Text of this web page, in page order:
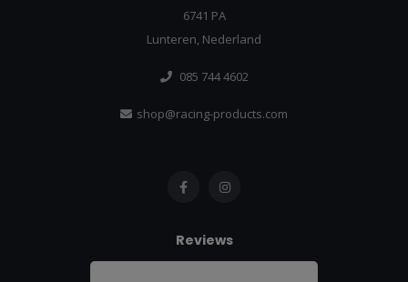
6741 PA
Lunteren, Nederland
085 744 4602
shop@racing-products.com
Reviews